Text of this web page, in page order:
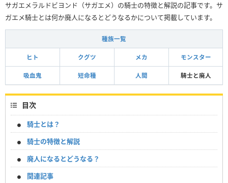
サガエメラルドビヨンド（サガエメ）の騎士の特徴と解説の記事です。サ
ガエメ騎士とは何か廃人になるとどうなるかについて掲載しています。
種族一覧
ヒト クグツ メカ モンスター
吸血鬼 短命種 人間 騎士と廃人
目次
騎士とは？
騎士の特徴と解説
廃人になるとどうなる？
関連記事